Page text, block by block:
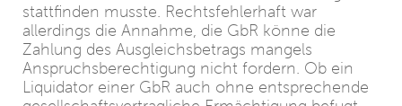
stattfinden musste. Rechtsfehlerhaft war
allerdings die Annahme, die GbR könne die
Zahlung des Ausgleichsbetrags mangels
Anspruchsberechtigung nicht fordern. Ob ein
Liquidator einer GbR auch ohne entsprechende